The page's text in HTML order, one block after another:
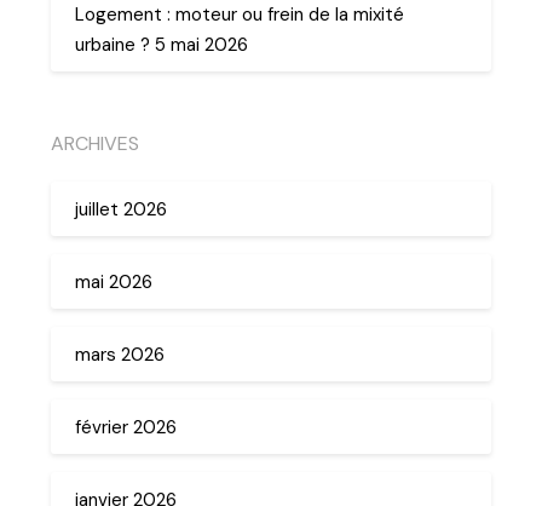
Logement : moteur ou frein de la mixité
urbaine ? 5 mai 2026
ARCHIVES
juillet 2026
mai 2026
mars 2026
février 2026
janvier 2026